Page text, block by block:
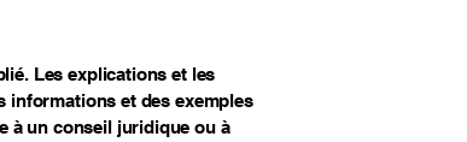
Les explications et les
informations et des exemples
à un conseil juridique ou à